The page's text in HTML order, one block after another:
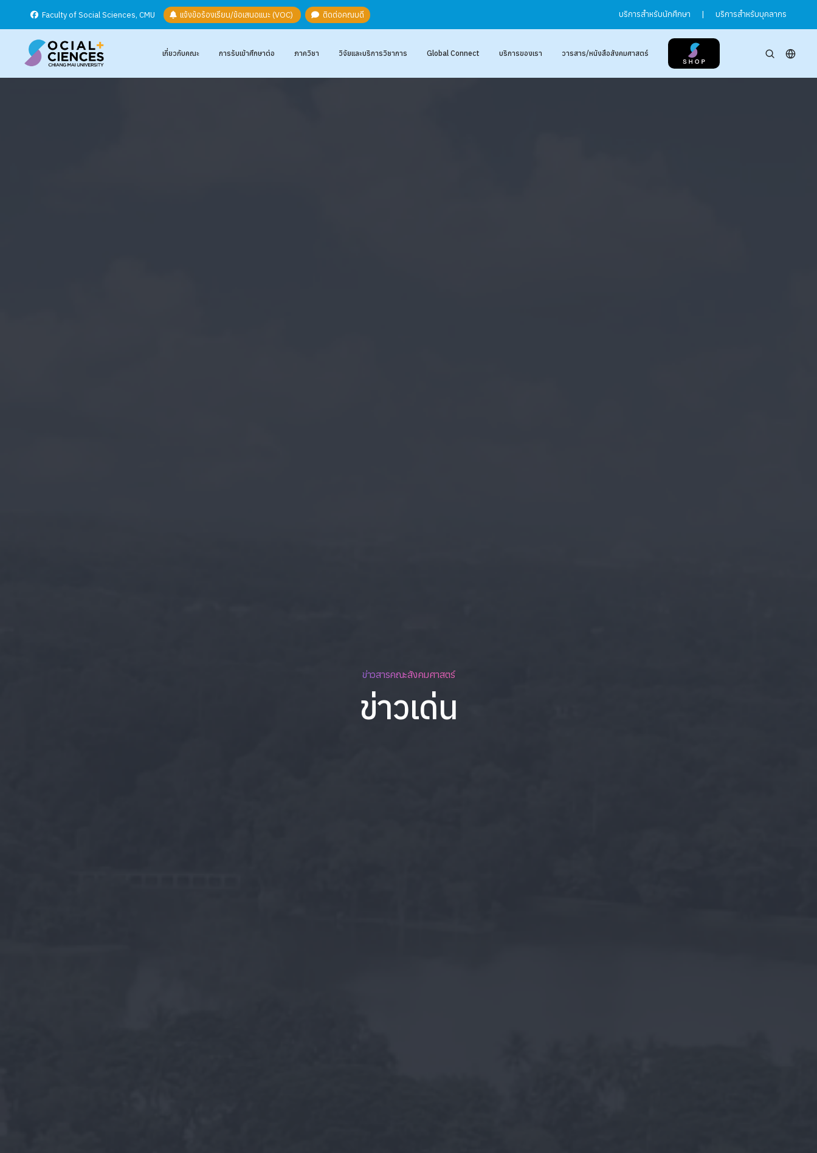
Faculty of Social Sciences, CMU แจ้งข้อร้องเรียน/ข้อเสนอแนะ (VOC) ติดต่อคณบดี บริการสำหรับนักศึกษา | บริการสำหรับบุคลากร
เกี่ยวกับคณะ การรับเข้าศึกษาต่อ ภาควิชา วิจัยและบริการวิชาการ Global Connect บริการของเรา วารสาร/หนังสือสังคมศาสตร์
ข่าวสารคณะสังคมศาสตร์
ข่าวเด่น